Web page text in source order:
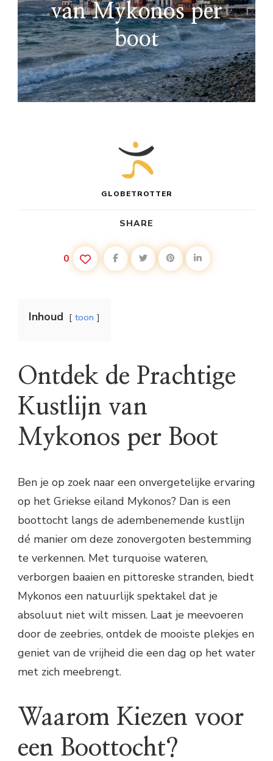
van Mykonos per
boot
GLOBETROTTER
SHARE
0
Inhoud toon
Ontdek de Prachtige
Kustlijn van
Mykonos per Boot
Ben je op zoek naar een onvergetelijke ervaring
op het Griekse eiland Mykonos? Dan is een
boottocht langs de adembenemende kustlijn
dé manier om deze zonovergoten bestemming
te verkennen. Met turquoise wateren,
verborgen baaien en pittoreske stranden, biedt
Mykonos een natuurlijk spektakel dat je
absoluut niet wilt missen. Laat je meevoeren
door de zeebries, ontdek de mooiste plekjes en
geniet van de vrijheid die een dag op het water
met zich meebrengt.
Waarom Kiezen voor
een Boottocht?